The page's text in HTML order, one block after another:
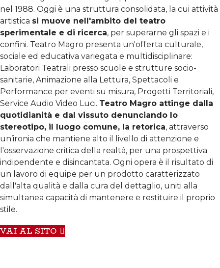
nel 1988. Oggi è una struttura consolidata, la cui attività
artistica si muove nell'ambito del teatro
sperimentale e di ricerca, per superarne gli spazi e i
confini. Teatro Magro presenta un'offerta culturale,
sociale ed educativa variegata e multidisciplinare:
Laboratori Teatrali presso scuole e strutture socio-
sanitarie, Animazione alla Lettura, Spettacoli e
Performance per eventi su misura, Progetti Territoriali,
Service Audio Video Luci. Teatro Magro attinge dalla
quotidianità e dal vissuto denunciando lo
stereotipo, il luogo comune, la retorica, attraverso
un’ironia che mantiene alto il livello di attenzione e
l'osservazione critica della realtà, per una prospettiva
indipendente e disincantata. Ogni opera è il risultato di
un lavoro di equipe per un prodotto caratterizzato
dall'alta qualità e dalla cura del dettaglio, uniti alla
simultanea capacità di mantenere e restituire il proprio
stile.
VAI AL SITO